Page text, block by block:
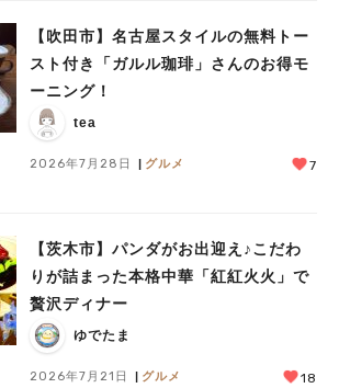
【吹田市】名古屋スタイルの無料トー
スト付き「ガルル珈琲」さんのお得モ
ーニング！
tea
2026年7月28日 グルメ 7
【茨木市】パンダがお出迎え♪こだわ
りが詰まった本格中華「紅紅火火」で
贅沢ディナー
ゆでたま
2026年7月21日 グルメ 18